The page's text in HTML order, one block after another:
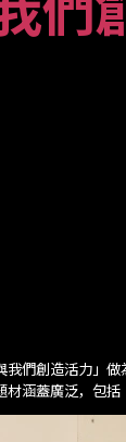
們創造活力」
涵蓋廣泛，包